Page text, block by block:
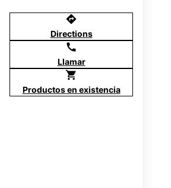
directions
Directions
call
Llamar
shopping_cart
Productos en existencia